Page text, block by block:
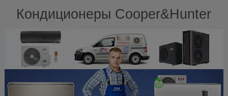
Кондиционеры Cooper&Hunter